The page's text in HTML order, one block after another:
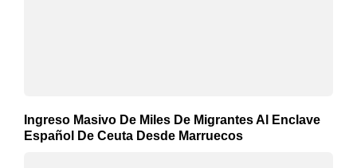
Ingreso Masivo De Miles De Migrantes Al Enclave
Español De Ceuta Desde Marruecos